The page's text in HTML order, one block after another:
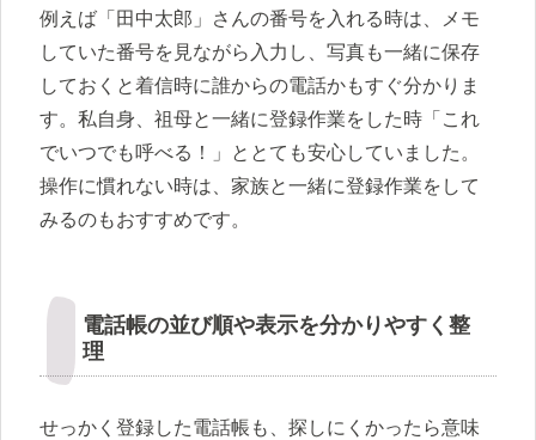
例えば「田中太郎」さんの番号を入れる時は、メモ
していた番号を見ながら入力し、写真も一緒に保存
しておくと着信時に誰からの電話かもすぐ分かりま
す。私自身、祖母と一緒に登録作業をした時「これ
でいつでも呼べる！」ととても安心していました。
操作に慣れない時は、家族と一緒に登録作業をして
みるのもおすすめです。
電話帳の並び順や表示を分かりやすく整
理
せっかく登録した電話帳も、探しにくかったら意味